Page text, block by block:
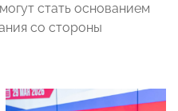
стать основанием
со стороны